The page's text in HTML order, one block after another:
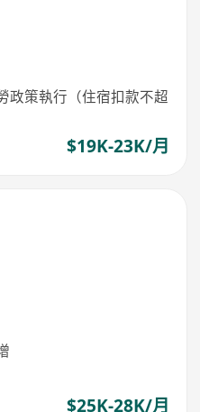
政策執行（住宿扣款不超
$19K-23K/月
$25K-28K/月